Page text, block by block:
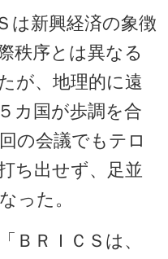
は新興経済の象徴
秩序とは異なる
が、地理的に遠
カ国が歩調を合
の会議でもテロ
ち出せず、足並
った。
ＲＩＣＳは、